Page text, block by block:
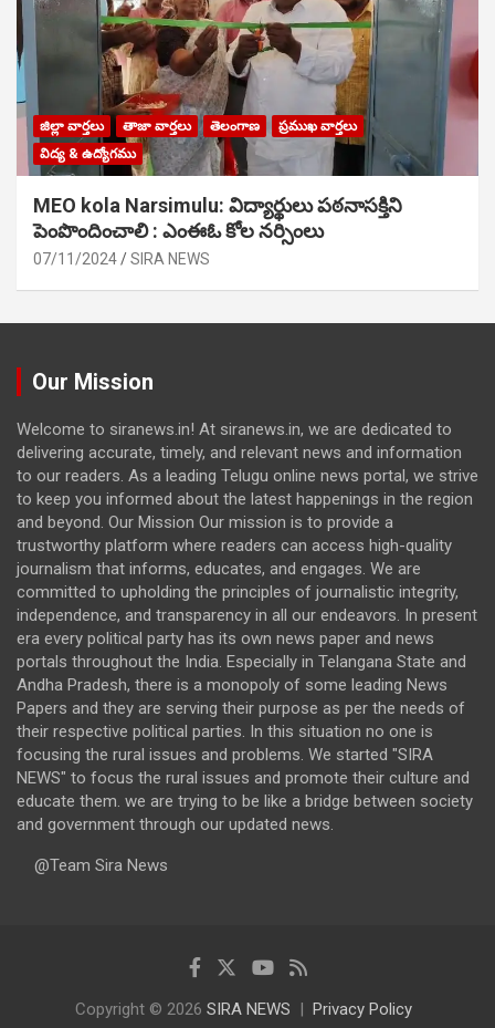
జిల్లా వార్తలు తాజా వార్తలు తెలంగాణ
ప్రముఖ వార్తలు
విద్య & ఉద్యోగము
MEO kola Narsimulu: విద్యార్థులు పఠ‌నాసక్తిని
పెంపొందించాలి : ఎంఈఓ కోల నర్సింలు
07/11/2024 SIRA NEWS
Our Mission
Welcome to siranews.in! At siranews.in, we are dedicated to
delivering accurate, timely, and relevant news and information
to our readers. As a leading Telugu online news portal, we strive
to keep you informed about the latest happenings in the region
and beyond. Our Mission Our mission is to provide a
trustworthy platform where readers can access high-quality
journalism that informs, educates, and engages. We are
committed to upholding the principles of journalistic integrity,
independence, and transparency in all our endeavors. In present
era every political party has its own news paper and news
portals throughout the India. Especially in Telangana State and
Andha Pradesh, there is a monopoly of some leading News
Papers and they are serving their purpose as per the needs of
their respective political parties. In this situation no one is
focusing the rural issues and problems. We started "SIRA
NEWS" to focus the rural issues and promote their culture and
educate them. we are trying to be like a bridge between society
and government through our updated news.
@Team Sira News
Copyright © 2026 SIRA NEWS Privacy Policy